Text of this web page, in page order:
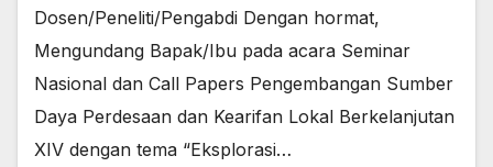
Dosen/Peneliti/Pengabdi Dengan hormat,
Mengundang Bapak/Ibu pada acara Seminar
Nasional dan Call Papers Pengembangan Sumber
Daya Perdesaan dan Kearifan Lokal Berkelanjutan
XIV dengan tema “Eksplorasi…